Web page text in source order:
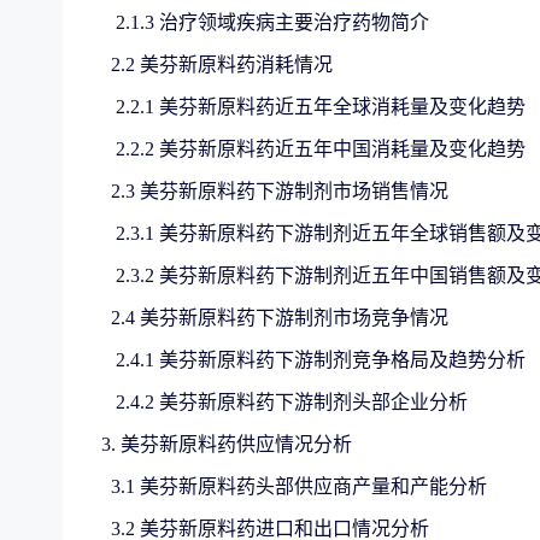
2.1.3 治疗领域疾病主要治疗药物简介
2.2 美芬新原料药消耗情况
2.2.1 美芬新原料药近五年全球消耗量及变化趋势
2.2.2 美芬新原料药近五年中国消耗量及变化趋势
2.3 美芬新原料药下游制剂市场销售情况
2.3.1 美芬新原料药下游制剂近五年全球销售额及
2.3.2 美芬新原料药下游制剂近五年中国销售额及
2.4 美芬新原料药下游制剂市场竞争情况
2.4.1 美芬新原料药下游制剂竞争格局及趋势分析
2.4.2 美芬新原料药下游制剂头部企业分析
3. 美芬新原料药供应情况分析
3.1 美芬新原料药头部供应商产量和产能分析
3.2 美芬新原料药进口和出口情况分析